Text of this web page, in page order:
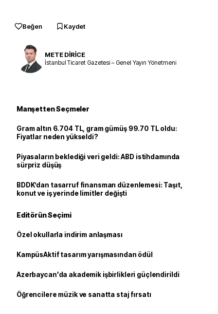
Beğen Kaydet
METE DİRİCE
İstanbul Ticaret Gazetesi – Genel Yayın Yönetmeni
Manşetten Seçmeler
Gram altın 6.704 TL, gram gümüş 99.70 TL oldu:
Fiyatlar neden yükseldi?
Piyasaların beklediği veri geldi: ABD istihdamında
sürpriz düşüş
BDDK’dan tasarruf finansman düzenlemesi: Taşıt,
konut ve iş yerinde limitler değişti
Editörün Seçimi
Özel okullarla indirim anlaşması
KampüsAktif tasarım yarışmasından ödül
Azerbaycan'da akademik işbirlikleri güçlendirildi
Öğrencilere müzik ve sanatta staj fırsatı